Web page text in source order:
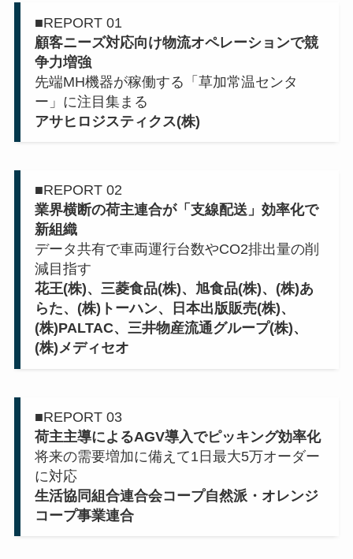
■REPORT 01
顧客ニーズ対応向け物流オペレーションで競
争力増強
先端MH機器が稼働する「草加常温センタ
ー」に注目集まる
アサヒロジスティクス(株)
■REPORT 02
業界横断の荷主連合が「支線配送」効率化で
新組織
データ共有で車両運行台数やCO2排出量の削
減目指す
花王(株)、三菱食品(株)、旭食品(株)、(株)あ
らた、(株)トーハン、日本出版販売(株)、
(株)PALTAC、三井物産流通グループ(株)、
(株)メディセオ
■REPORT 03
荷主主導によるAGV導入でピッキング効率化
将来の需要増加に備えて1日最大5万オーダー
に対応
生活協同組合連合会コープ自然派・オレンジ
コープ事業連合